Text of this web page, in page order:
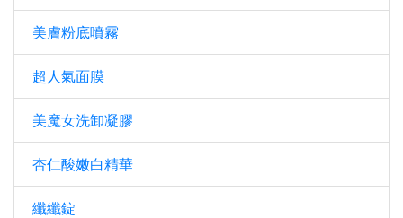
美膚粉底噴霧
超人氣面膜
美魔女洗卸凝膠
杏仁酸嫩白精華
纖纖錠